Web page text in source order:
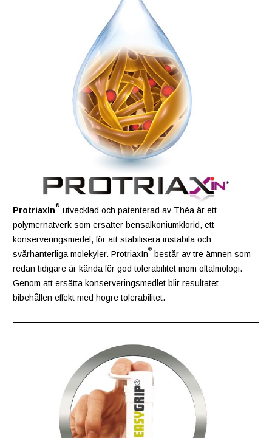
ProtriaxIn® utvecklad och patenterad av Théa är ett
polymernätverk som ersätter bensalkoniumklorid, ett
konserveringsmedel, för att stabilisera instabila och
svårhanterliga molekyler. ProtriaxIn® består av tre ämnen som
redan tidigare är kända för god tolerabilitet inom oftalmologi.
Genom att ersätta konserveringsmedlet blir resultatet
bibehållen effekt med högre tolerabilitet.